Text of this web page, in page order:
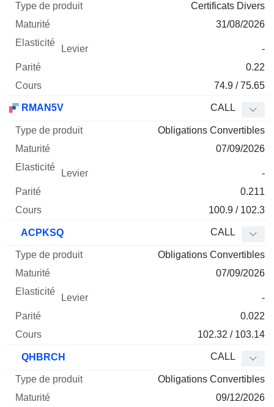
Certificats Divers
31/08/2026
-
0.22
74.9 / 75.65
RMAN5V CALL
Obligations Convertibles
07/09/2026
-
0.211
100.9 / 102.3
ACPKSQ CALL
Obligations Convertibles
07/09/2026
-
0.022
102.32 / 103.14
QHBRCH CALL
Obligations Convertibles
09/12/2026